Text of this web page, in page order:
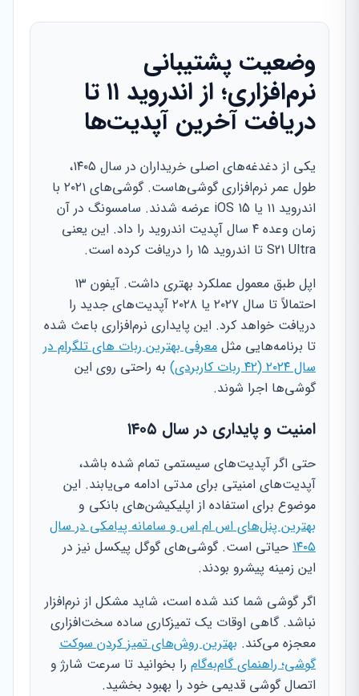
وضعیت پشتیبانی
نرم‌افزاری؛ از اندروید ۱۱ تا
دریافت آخرین آپدیت‌ها
یکی از دغدغه‌های اصلی خریداران در سال ۱۴۰۵،
طول عمر نرم‌افزاری گوشی‌هاست. گوشی‌های ۲۰۲۱ با
اندروید ۱۱ یا iOS 15 عرضه شدند. سامسونگ در آن
زمان وعده ۴ سال آپدیت اندروید را داد. این یعنی
S21 Ultra تا اندروید ۱۵ را دریافت کرده است.
اپل طبق معمول عملکرد بهتری داشت. آیفون ۱۳
احتمالاً تا سال ۲۰۲۷ یا ۲۰۲۸ آپدیت‌های جدید را
دریافت خواهد کرد. این پایداری نرم‌افزاری باعث شده
تا برنامه‌هایی مثل معرفی بهترین ربات های تلگرام در
سال ۲۰۲۴ (۴۲ ربات کاربردی)
به راحتی روی این
گوشی‌ها اجرا شوند.
امنیت و پایداری در سال ۱۴۰۵
حتی اگر آپدیت‌های سیستمی تمام شده باشد،
آپدیت‌های امنیتی برای مدتی ادامه می‌یابند. این
موضوع برای استفاده از اپلیکیشن‌های بانکی و
بهترین پنل‌های اس ام اس و سامانه پیامکی در سال
۱۴۰۵ حیاتی است. گوشی‌های گوگل پیکسل نیز در
این زمینه پیشرو بودند.
اگر گوشی شما کند شده است، شاید مشکل از نرم‌افزار
نباشد. گاهی اوقات یک تمیزکاری ساده سخت‌افزاری
معجزه می‌کند. بهترین روش‌های تمیز کردن سوکت
گوشی؛ راهنمای گام‌به‌گام را بخوانید تا سرعت شارژ و
اتصال گوشی قدیمی خود را بهبود بخشید.